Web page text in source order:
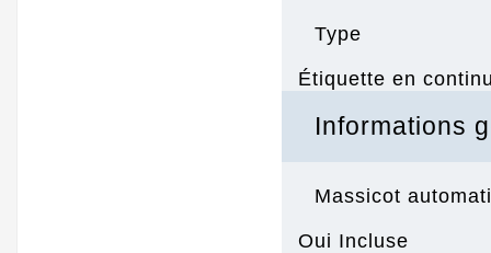
Type
Étiquette en
Informations
Massicot
Oui Incluse